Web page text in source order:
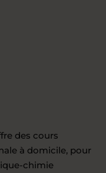
des cours
à domicile, pour
chimie